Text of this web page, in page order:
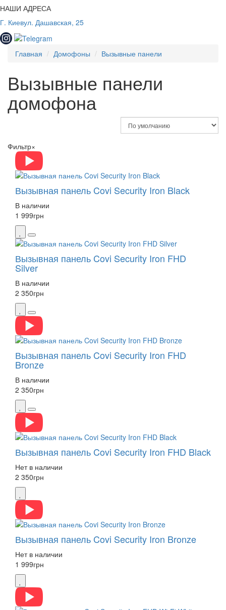
НАШИ АДРЕСА
Г. Киевул. Дашавская, 25
Главная Домофоны Вызывные панели
Вызывные панели
домофона
Фильтр×
Вызывная панель Covi Security Iron Black
В наличии
1 999грн
Вызывная панель Covi Security Iron FHD
Silver
В наличии
2 350грн
Вызывная панель Covi Security Iron FHD
Bronze
В наличии
2 350грн
Вызывная панель Covi Security Iron FHD Black
Нет в наличии
2 350грн
Вызывная панель Covi Security Iron Bronze
Нет в наличии
1 999грн